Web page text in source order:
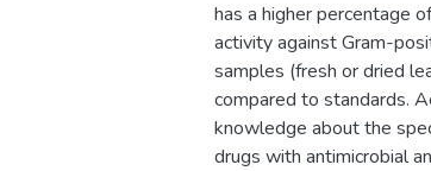
has a higher percentage
activity against Gram-
samples (fresh or dried
compared to standards.
knowledge about the
drugs with antimicrobial